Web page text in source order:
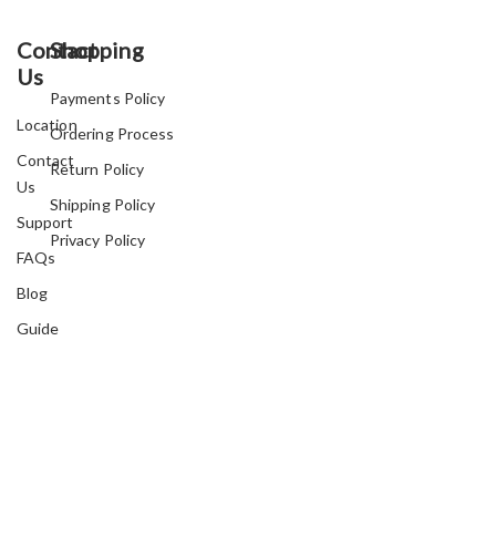
Contact
Us
Location
Contact
Us
Support
FAQs
Blog
Guide
Shopping
Payments Policy
Ordering Process
Return Policy
Shipping Policy
Privacy Policy